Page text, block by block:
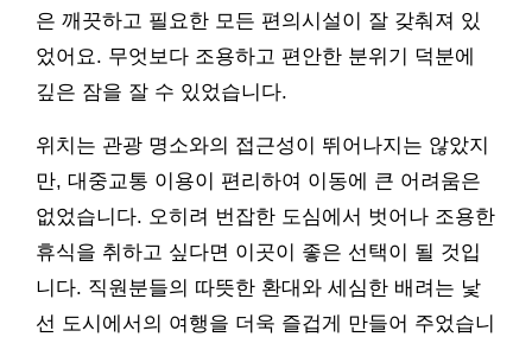
은 깨끗하고 필요한 모든 편의시설이 잘 갖춰져 있
었어요. 무엇보다 조용하고 편안한 분위기 덕분에
깊은 잠을 잘 수 있었습니다.
위치는 관광 명소와의 접근성이 뛰어나지는 않았지
만, 대중교통 이용이 편리하여 이동에 큰 어려움은
없었습니다. 오히려 번잡한 도심에서 벗어나 조용한
휴식을 취하고 싶다면 이곳이 좋은 선택이 될 것입
니다. 직원분들의 따뜻한 환대와 세심한 배려는 낯
선 도시에서의 여행을 더욱 즐겁게 만들어 주었습니